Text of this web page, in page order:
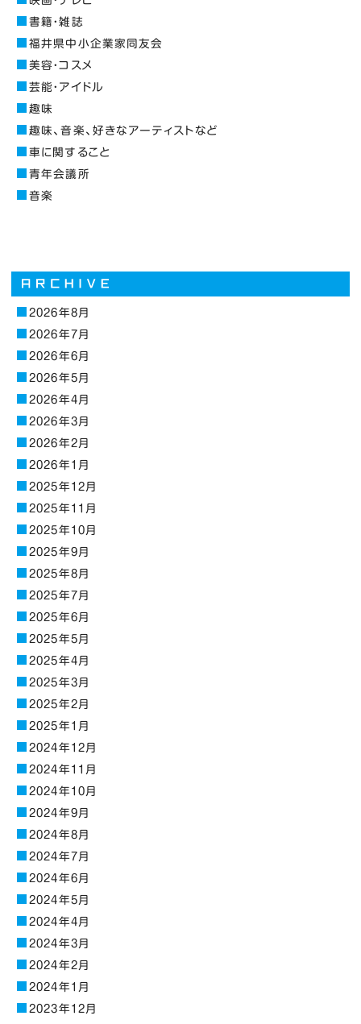
書籍・雑誌
福井県中小企業家同友会
美容・コスメ
芸能・アイドル
趣味
趣味、音楽、好きなアーティストなど
車に関すること
青年会議所
音楽
2026年8月
2026年7月
2026年6月
2026年5月
2026年4月
2026年3月
2026年2月
2026年1月
2025年12月
2025年11月
2025年10月
2025年9月
2025年8月
2025年7月
2025年6月
2025年5月
2025年4月
2025年3月
2025年2月
2025年1月
2024年12月
2024年11月
2024年10月
2024年9月
2024年8月
2024年7月
2024年6月
2024年5月
2024年4月
2024年3月
2024年2月
2024年1月
2023年12月